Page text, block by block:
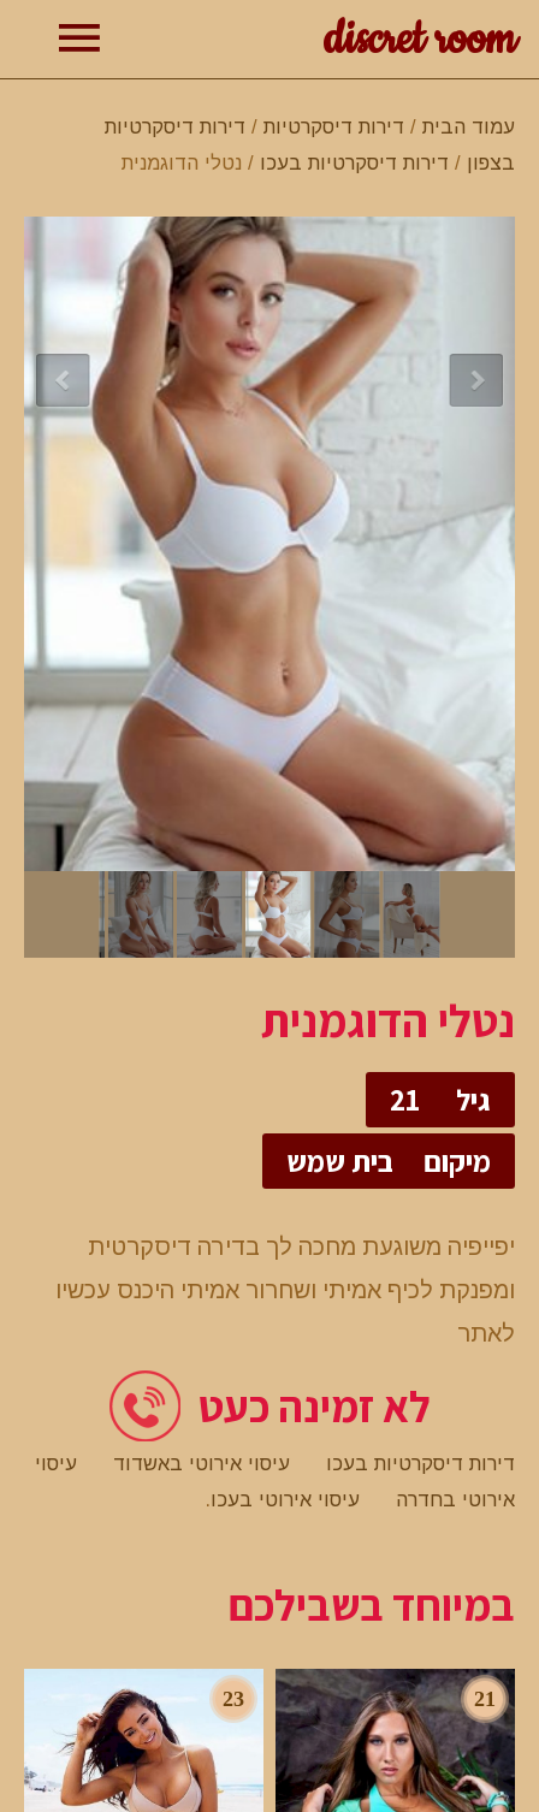
discret room
עמוד הבית / דירות דיסקרטיות / דירות דיסקרטיות
בצפון / דירות דיסקרטיות בעכו / נטלי הדוגמנית
נטלי הדוגמנית
גיל
21
מיקום
בית שמש
יפייפיה משוגעת מחכה לך בדירה דיסקרטית
ומפנקת לכיף אמיתי ושחרור אמיתי היכנס עכשיו
לאתר
לא זמינה כעט
דירות דיסקרטיות בעכו עיסוי אירוטי באשדוד
עיסוי
אירוטי בחדרה
עיסוי אירוטי בעכו.
במיוחד בשבילכם
21
23